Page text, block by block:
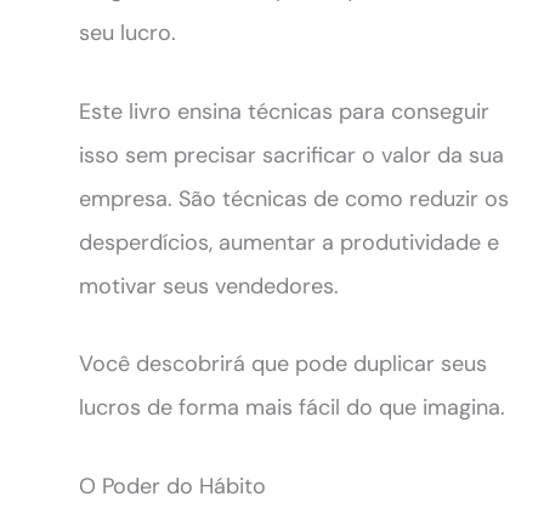
seu lucro.
Este livro ensina técnicas para conseguir
isso sem precisar sacrificar o valor da sua
empresa. São técnicas de como reduzir os
desperdícios, aumentar a produtividade e
motivar seus vendedores.
Você descobrirá que pode duplicar seus
lucros de forma mais fácil do que imagina.
O Poder do Hábito